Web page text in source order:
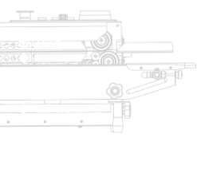
製品紹介
トレイシーラー
袋閉じシステム